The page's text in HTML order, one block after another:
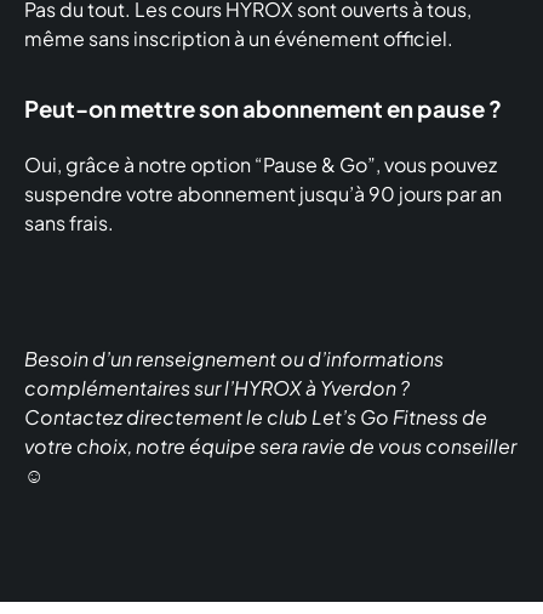
Pas du tout. Les cours HYROX sont ouverts à tous,
même sans inscription à un événement officiel.
Peut-on mettre son abonnement en pause ?
Oui, grâce à notre option “Pause & Go”, vous pouvez
suspendre votre abonnement jusqu’à 90 jours par an
sans frais.
Besoin d’un renseignement ou d’informations
complémentaires sur l’HYROX à Yverdon ?
Contactez directement le club Let’s Go Fitness de
votre choix, notre équipe sera ravie de vous conseiller
☺️